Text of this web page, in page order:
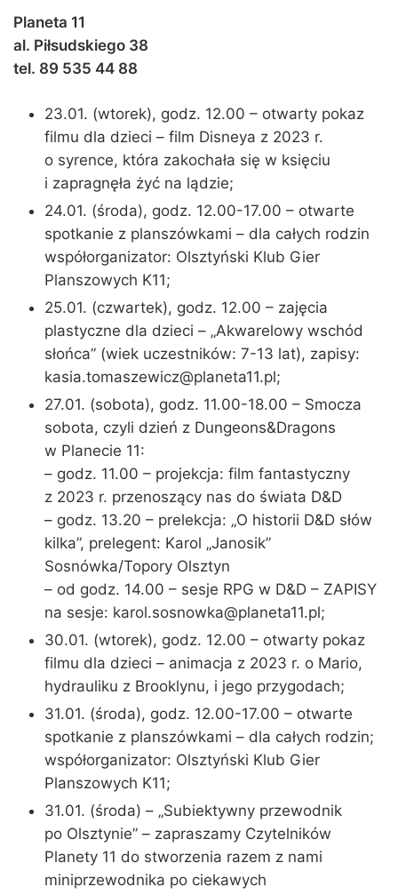
Planeta 11
al. Piłsudskiego 38
tel. 89 535 44 88
23.01. (wtorek), godz. 12.00 – otwarty pokaz
filmu dla dzieci – film Disneya z 2023 r.
o syrence, która zakochała się w księciu
i zapragnęła żyć na lądzie;
24.01. (środa), godz. 12.00-17.00 – otwarte
spotkanie z planszówkami – dla całych rodzin
współorganizator: Olsztyński Klub Gier
Planszowych K11;
25.01. (czwartek), godz. 12.00 – zajęcia
plastyczne dla dzieci – „Akwarelowy wschód
słońca” (wiek uczestników: 7-13 lat), zapisy:
kasia.tomaszewicz@planeta11.pl;
27.01. (sobota), godz. 11.00-18.00 – Smocza
sobota, czyli dzień z Dungeons&Dragons
w Planecie 11:
– godz. 11.00 – projekcja: film fantastyczny
z 2023 r. przenoszący nas do świata D&D
– godz. 13.20 – prelekcja: „O historii D&D słów
kilka”, prelegent: Karol „Janosik”
Sosnówka/Topory Olsztyn
– od godz. 14.00 – sesje RPG w D&D – ZAPISY
na sesje: karol.sosnowka@planeta11.pl;
30.01. (wtorek), godz. 12.00 – otwarty pokaz
filmu dla dzieci – animacja z 2023 r. o Mario,
hydrauliku z Brooklynu, i jego przygodach;
31.01. (środa), godz. 12.00-17.00 – otwarte
spotkanie z planszówkami – dla całych rodzin;
współorganizator: Olsztyński Klub Gier
Planszowych K11;
31.01. (środa) – „Subiektywny przewodnik
po Olsztynie” – zapraszamy Czytelników
Planety 11 do stworzenia razem z nami
miniprzewodnika po ciekawych